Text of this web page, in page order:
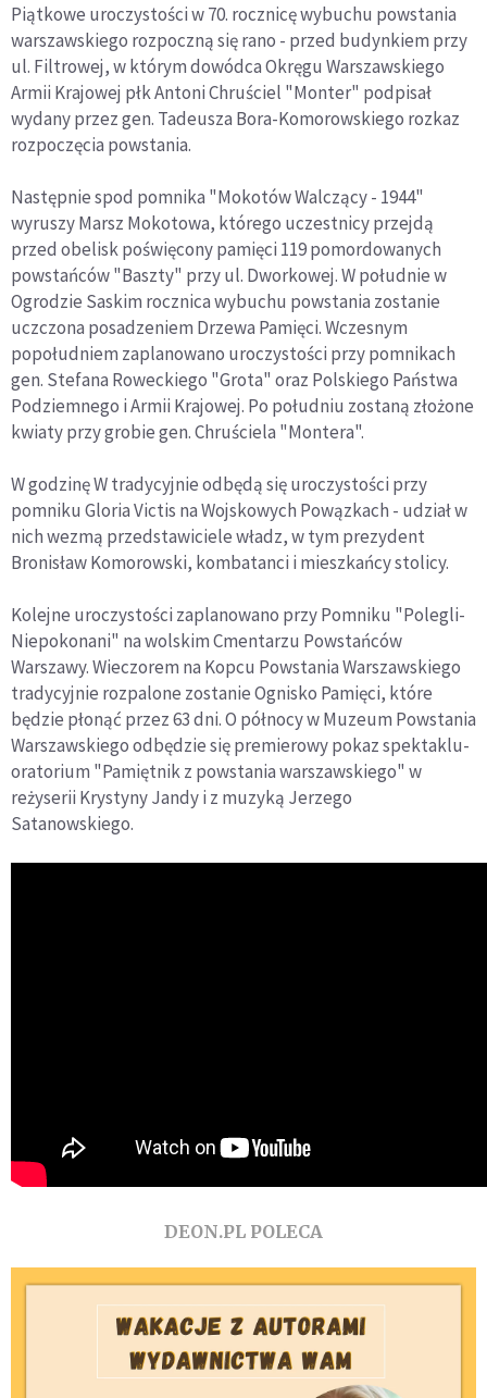
Piątkowe uroczystości w 70. rocznicę wybuchu powstania
warszawskiego rozpoczną się rano - przed budynkiem przy
ul. Filtrowej, w którym dowódca Okręgu Warszawskiego
Armii Krajowej płk Antoni Chruściel "Monter" podpisał
wydany przez gen. Tadeusza Bora-Komorowskiego rozkaz
rozpoczęcia powstania.
Następnie spod pomnika "Mokotów Walczący - 1944"
wyruszy Marsz Mokotowa, którego uczestnicy przejdą
przed obelisk poświęcony pamięci 119 pomordowanych
powstańców "Baszty" przy ul. Dworkowej. W południe w
Ogrodzie Saskim rocznica wybuchu powstania zostanie
uczczona posadzeniem Drzewa Pamięci. Wczesnym
popołudniem zaplanowano uroczystości przy pomnikach
gen. Stefana Roweckiego "Grota" oraz Polskiego Państwa
Podziemnego i Armii Krajowej. Po południu zostaną złożone
kwiaty przy grobie gen. Chruściela "Montera".
W godzinę W tradycyjnie odbędą się uroczystości przy
pomniku Gloria Victis na Wojskowych Powązkach - udział w
nich wezmą przedstawiciele władz, w tym prezydent
Bronisław Komorowski, kombatanci i mieszkańcy stolicy.
Kolejne uroczystości zaplanowano przy Pomniku "Polegli-
Niepokonani" na wolskim Cmentarzu Powstańców
Warszawy. Wieczorem na Kopcu Powstania Warszawskiego
tradycyjnie rozpalone zostanie Ognisko Pamięci, które
będzie płonąć przez 63 dni. O północy w Muzeum Powstania
Warszawskiego odbędzie się premierowy pokaz spektaklu-
oratorium "Pamiętnik z powstania warszawskiego" w
reżyserii Krystyny Jandy i z muzyką Jerzego
Satanowskiego.
DEON.PL POLECA